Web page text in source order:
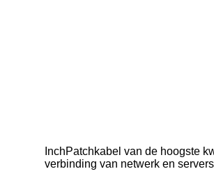
InchPatchkabel van de hoogste
verbinding van netwerk en